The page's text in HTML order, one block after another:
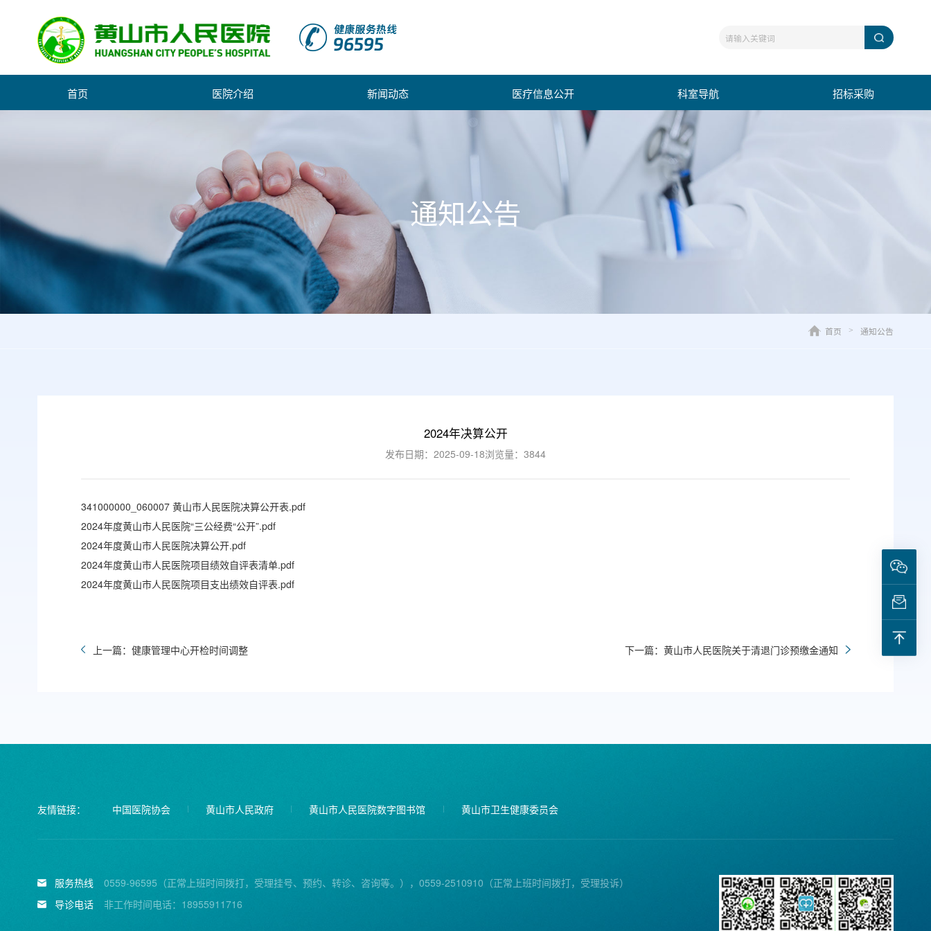
首页 医院介绍 新闻动态 医疗信息公开 科室导航 招标采购
通知公告
首页 > 通知公告
2024年决算公开
发布日期：2025-09-18浏览量：3844
341000000_060007 黄山市人民医院决算公开表.pdf
2024年度黄山市人民医院“三公经费“公开”.pdf
2024年度黄山市人民医院决算公开.pdf
2024年度黄山市人民医院项目绩效自评表清单.pdf
2024年度黄山市人民医院项目支出绩效自评表.pdf
上一篇：健康管理中心开检时间调整 下一篇：黄山市人民医院关于清退门诊预缴金通知
友情链接： 中国医院协会 黄山市人民政府 黄山市人民医院数字图书馆 黄山市卫生健康委员会
服务热线
0559-96595（正常上班时间拨打，受理挂号、预约、转诊、咨询等。），0559-2510910（正常上班时间拨打，受理投诉）
导诊电话
非工作时间电话：18955911716